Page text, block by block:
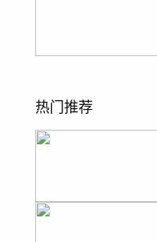
热门推荐